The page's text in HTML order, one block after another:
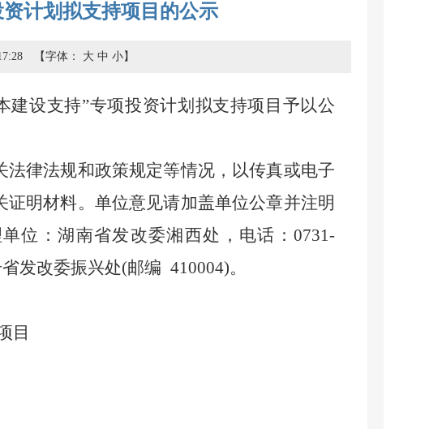
计划拟支持项目的公示
【字体： 大 中 小】
建设支持”专项投资计划拟支持项目予以公
律法规和政策规定等情况，以传真或电子
明材料。单位意见请加盖单位公章并注明
位：湖南省发改委湘西处，电话：0731-
发改委振兴处(邮编 410004)。
目